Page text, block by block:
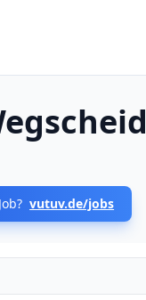
vutuv.de/jobs